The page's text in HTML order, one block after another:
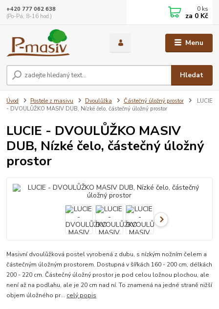
Menu
Hledat
+420 777 062 638
(Po-Pá, 8-16 hod.)
0 ks
za 0 Kč
Úvod Postele z masivu Dvoulůžka Částečný úložný prostor
LUCIE
- DVOULŮŽKO MASIV DUB, Nízké čelo, částečný úložný prostor
LUCIE - DVOULŮŽKO MASIV
DUB, Nízké čelo, částečný úložný
prostor
Masivní dvoulůžková postel vyrobená z dubu, s nízkým nožním čelem a
částečným úložným prostorem. Dostupná v šířkách 160 - 200 cm, délkách
200 - 220 cm. Částečný úložný prostor je pod celou ložnou plochou, ale
není až na podlahu, ale je 20 cm nad ní. To znamená na jedné straně nižší
objem úložného pr... celý popis